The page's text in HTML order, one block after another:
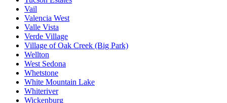
Vail
Valencia West
Valle Vista
Verde Village
Village of Oak Creek (Big Park)
Wellton
West Sedona
Whetstone
White Mountain Lake
Whiteriver
Wickenburg